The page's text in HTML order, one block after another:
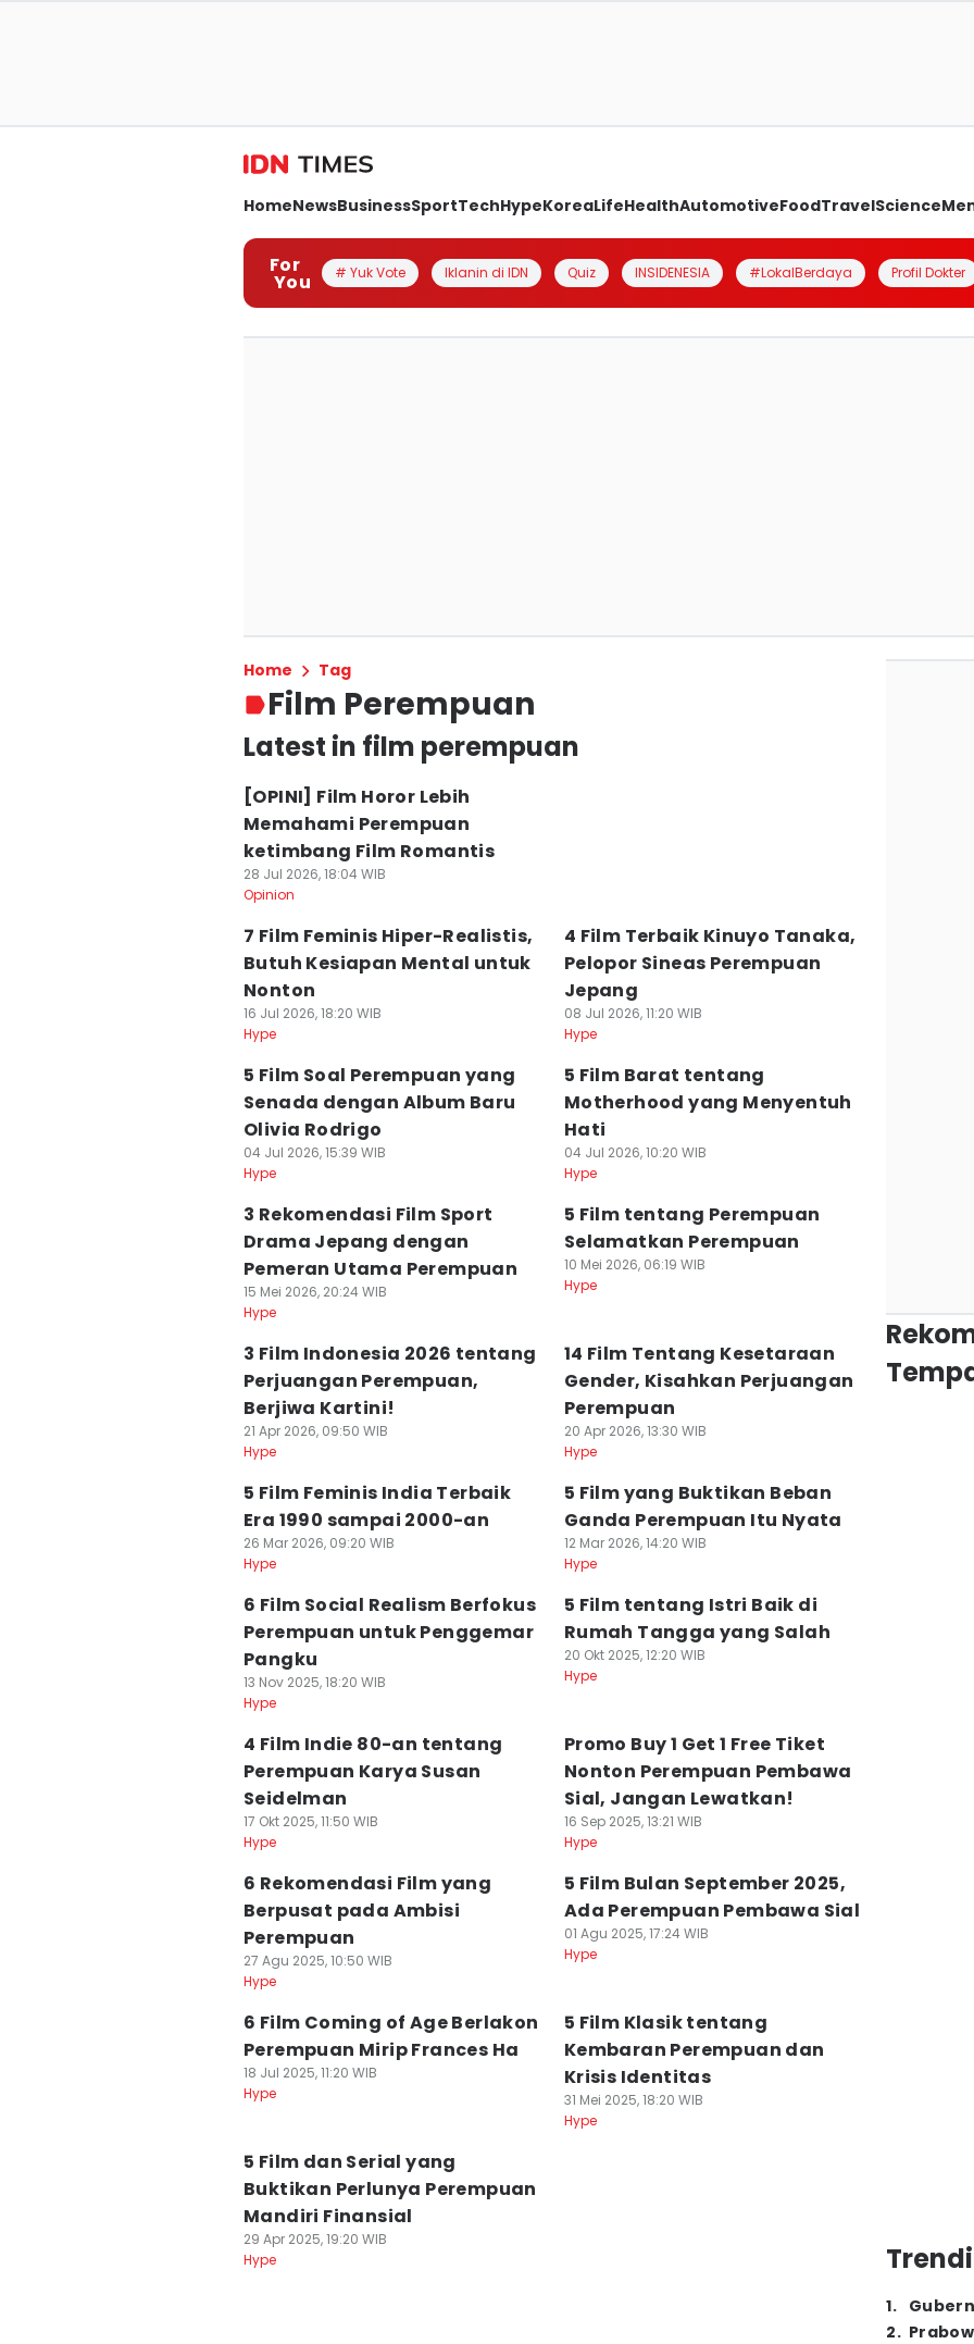
HomeNewsBusinessSportTechHypeKoreaLifeHealthAutomotiveFoodTravelScience
For
You # Yuk Vote Iklanin di IDN Quiz INSIDENESIA #LokalBerdaya Profil Dokter
Home Tag
Film Perempuan
Latest in film perempuan
[OPINI] Film Horor Lebih
Memahami Perempuan
ketimbang Film Romantis
28 Jul 2026, 18:04 WIB
Opinion
7 Film Feminis Hiper-Realistis,
Butuh Kesiapan Mental untuk
Nonton
16 Jul 2026, 18:20 WIB
Hype
4 Film Terbaik Kinuyo Tanaka,
Pelopor Sineas Perempuan
Jepang
08 Jul 2026, 11:20 WIB
Hype
5 Film Soal Perempuan yang
Senada dengan Album Baru
Olivia Rodrigo
04 Jul 2026, 15:39 WIB
Hype
5 Film Barat tentang
Motherhood yang Menyentuh
Hati
04 Jul 2026, 10:20 WIB
Hype
3 Rekomendasi Film Sport
Drama Jepang dengan
Pemeran Utama Perempuan
15 Mei 2026, 20:24 WIB
Hype
5 Film tentang Perempuan
Selamatkan Perempuan
10 Mei 2026, 06:19 WIB
Hype
3 Film Indonesia 2026 tentang
Perjuangan Perempuan,
Berjiwa Kartini!
21 Apr 2026, 09:50 WIB
Hype
14 Film Tentang Kesetaraan
Gender, Kisahkan Perjuangan
Perempuan
20 Apr 2026, 13:30 WIB
Hype
5 Film Feminis India Terbaik
Era 1990 sampai 2000-an
26 Mar 2026, 09:20 WIB
Hype
5 Film yang Buktikan Beban
Ganda Perempuan Itu Nyata
12 Mar 2026, 14:20 WIB
Hype
6 Film Social Realism Berfokus
Perempuan untuk Penggemar
Pangku
13 Nov 2025, 18:20 WIB
Hype
5 Film tentang Istri Baik di
Rumah Tangga yang Salah
20 Okt 2025, 12:20 WIB
Hype
4 Film Indie 80-an tentang
Perempuan Karya Susan
Seidelman
17 Okt 2025, 11:50 WIB
Hype
Promo Buy 1 Get 1 Free Tiket
Nonton Perempuan Pembawa
Sial, Jangan Lewatkan!
16 Sep 2025, 13:21 WIB
Hype
6 Rekomendasi Film yang
Berpusat pada Ambisi
Perempuan
27 Agu 2025, 10:50 WIB
Hype
5 Film Bulan September 2025,
Ada Perempuan Pembawa Sial
01 Agu 2025, 17:24 WIB
Hype
6 Film Coming of Age Berlakon
Perempuan Mirip Frances Ha
18 Jul 2025, 11:20 WIB
Hype
5 Film Klasik tentang
Kembaran Perempuan dan
Krisis Identitas
31 Mei 2025, 18:20 WIB
Hype
5 Film dan Serial yang
Buktikan Perlunya Perempuan
Mandiri Finansial
29 Apr 2025, 19:20 WIB
Hype
1.
2.